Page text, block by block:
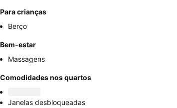
Para crianças
Berço
Bem-estar
Massagens
Comodidades nos quartos
Janelas desbloqueadas